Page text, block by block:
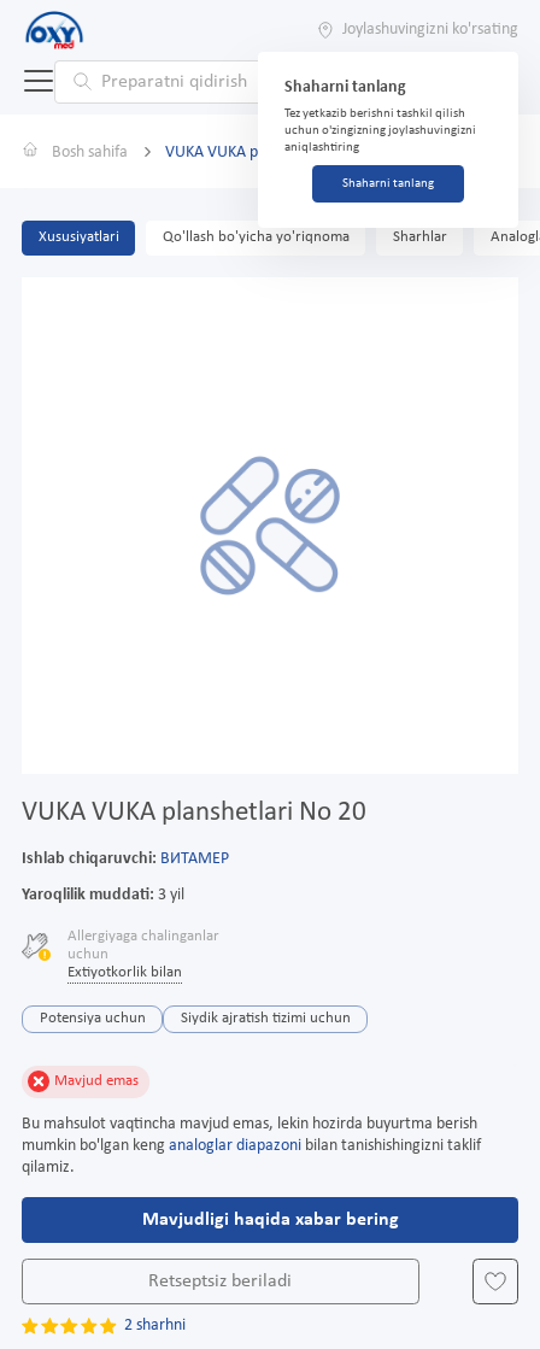
Joylashuvingizni ko'rsating
Shaharni tanlang
Tez yetkazib berishni tashkil qilish
uchun o'zingizning joylashuvingizni
aniqlashtiring
Shaharni tanlang
Bosh sahifa VUKA VUKA planshetlari No 20
Xususiyatlari Qo'llash bo'yicha yo'riqnoma Sharhlar
VUKA VUKA planshetlari No 20
Ishlab chiqaruvchi: ВИТАМЕР
Yaroqlilik muddati: 3 yil
Allergiyaga chalinganlar
uchun
Extiyotkorlik bilan
Potensiya uchun Siydik ajratish tizimi uchun
Mavjud emas
Bu mahsulot vaqtincha mavjud emas, lekin hozirda buyurtma berish
mumkin bo'lgan keng analoglar diapazoni bilan tanishishingizni taklif
qilamiz.
Mavjudligi haqida xabar bering
Retseptsiz beriladi
2 sharhni